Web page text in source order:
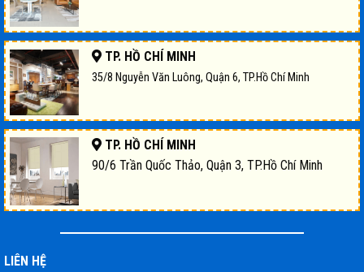
TP. HỒ CHÍ MINH
35/8 Nguyễn Văn Luông, Quận 6, TP.Hồ Chí Minh
TP. HỒ CHÍ MINH
90/6 Trần Quốc Thảo, Quận 3, TP.Hồ Chí Minh
LIÊN HỆ